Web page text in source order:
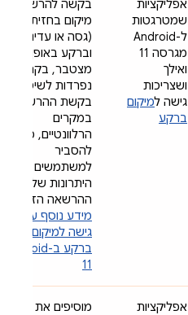
אפליקציות
שמטרגטות
ל-Android
מגרסה 11
ואילך
ושצריכות
גישה למיקום
ברקע
בקשה להרשאות
מיקום בחזית
(גסה או עדינה)
וברקע באופן
מצטבר, בקריאות
נפרדות לשיטת
בקשת ההרשאה.
במקרים
הרלוונטיים, כדאי
להסביר
למשתמשים מה
היתרונות של מתן
ההרשאה הזו.
מידע נוסף על
גישה למיקום
ברקע ב-Android
11
אפליקציות
מוסיפים את